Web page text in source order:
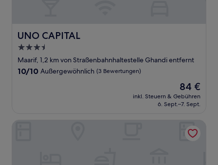
UNO CAPITAL
UNO CAPITAL
3.5-
Sterne-
Unterkunft
Maarif, 1,2 km von Straßenbahnhaltestelle Ghandi entfernt
10.0
10/10 Außergewöhnlich (3 Bewertungen)
Der
Preis
beträgt
84 €
inkl. Steuern & Gebühren
6. Sept.–7. Sept.